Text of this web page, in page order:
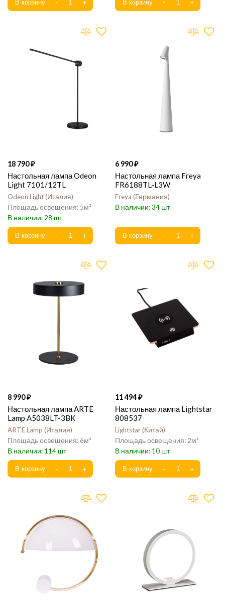
18 790
Настольная лампа Odeon
Light 7101/12TL
Odeon Light Италия
5
28
6 990
Настольная лампа Freya
FR6188TL-L3W
Freya Германия
34
8 990
Настольная лампа ARTE
Lamp A5038LT-3BK
ARTE Lamp Италия
6
114
11 494
Настольная лампа Lightstar
808537
Lightstar Китай
2
10